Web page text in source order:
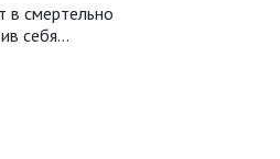
в смертельно
себя...